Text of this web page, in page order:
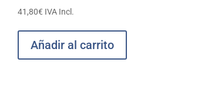
41,80€ IVA Incl.
Añadir al carrito